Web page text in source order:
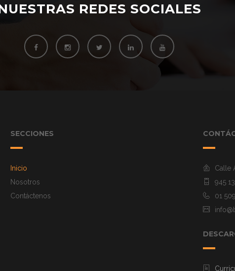
REDES SOCIALES
SECCIONES
Inicio
Nosotros
Contáctenos
Calle
945
01